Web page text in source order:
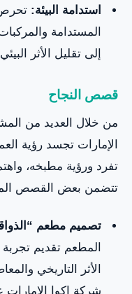
استدامة البيئة: تحرص
المستدامة
إلى تقليل الأثر
قصص النجاح
من خلال العديد من
الإمارات تجسد رؤية
تفرد ورؤية مطبخه،
تتضمن بعض القصص
تصميم مطعم
المطعم تقديم
الأثر التاريخي
شركة اكوا